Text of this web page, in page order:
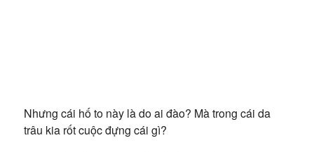
Nhưng cái hố to này là do ai đào? Mà trong cái da
trâu kia rốt cuộc đựng cái gì?